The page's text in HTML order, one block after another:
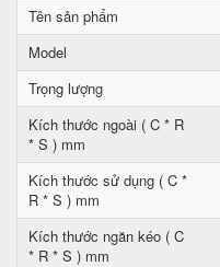
Tên sản phẩm
Model
Trọng lượng
Kích thước ngoài ( C * R
* S ) mm
Kích thước sử dụng ( C *
R * S ) mm
Kích thước ngăn kéo ( C
* R * S ) mm